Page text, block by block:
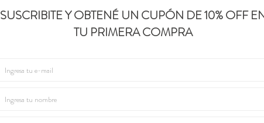
SUSCRIBITE Y OBTENÉ UN CUPÓN DE 10% OFF
TU PRIMERA COMPRA